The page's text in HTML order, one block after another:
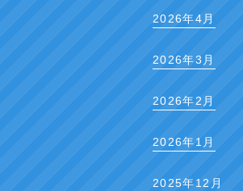
2026年4月
2026年3月
2026年2月
2026年1月
2025年12月